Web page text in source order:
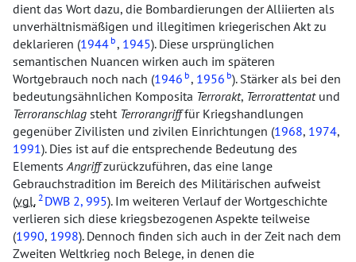
dient das Wort dazu, die Bombardierungen der Alliierten als
unverhältnismäßigen und illegitimen kriegerischen Akt zu
deklarieren (1944 b , 1945). Diese ursprünglichen
semantischen Nuancen wirken auch im späteren
Wortgebrauch noch nach (1946 b , 1956 b). Stärker als bei den
bedeutungsähnlichen Komposita Terrorakt, Terrorattentatund
Terroranschlag steht Terrorangrifffür Kriegshandlungen
gegenüber Zivilisten und zivilen Einrichtungen (1968, 1974,
1991). Dies ist auf die entsprechende Bedeutung des
ElementsAngriffzurückzuführen, das eine lange
Gebrauchstradition im Bereich des Militärischen aufweist
(vgl. 2 DWB 2, 995). Im weiteren Verlauf der Wortgeschichte
verlieren sich diese kriegsbezogenen Aspekte teilweise
(1990, 1998). Dennoch finden sich auch in der Zeit nach dem
Zweiten Weltkrieg noch Belege, in denen die